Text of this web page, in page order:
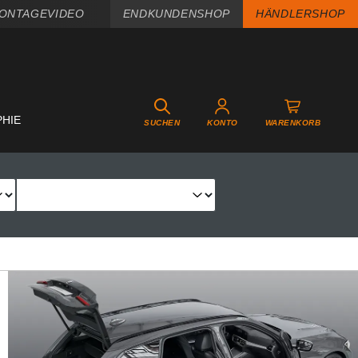
ENDKUNDENSHOP HÄNDLERSHOP
SUCHEN KONTO WARENKORB